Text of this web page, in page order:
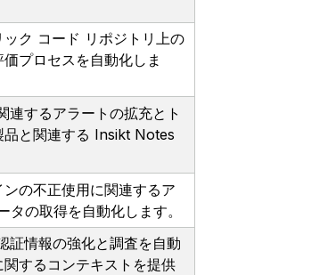
ク コード リポジトリ上の
プロセスを自動化しま
連するアラートの拡充とト
品と関連する Insikt Notes
の不正使用に関連するア
の取得を自動化します。
証情報の強化と調査を自動
するコンテキストを提供